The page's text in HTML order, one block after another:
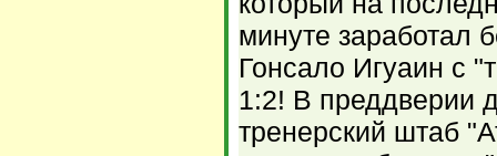
минуте заработал
Гонсало Игуаин с
1:2! В преддверии
тренерский штаб